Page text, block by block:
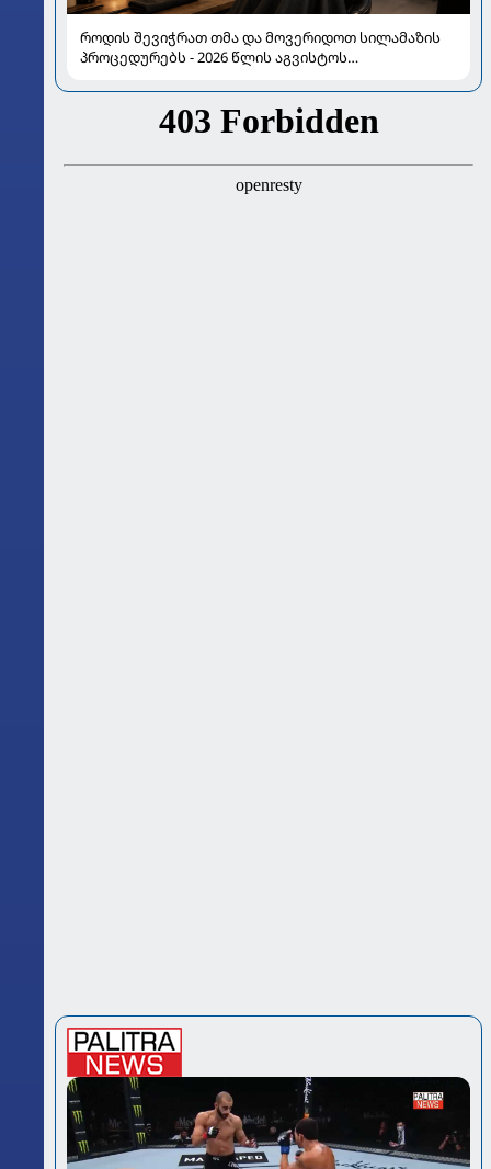
როდის შევიჭრათ თმა და მოვერიდოთ სილამაზის
პროცედურებს - 2026 წლის აგვისტოს